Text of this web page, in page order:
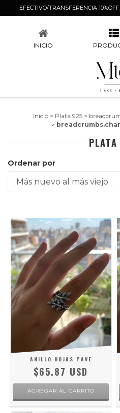
EFECTIVO/TRANSFERENCIA
PLATA 925
INICIO
Inicio > Plata 925 >
>
Ordenar por
ANILLO HOJAS PAVE
$65.87 USD
AGREGAR AL CARRITO